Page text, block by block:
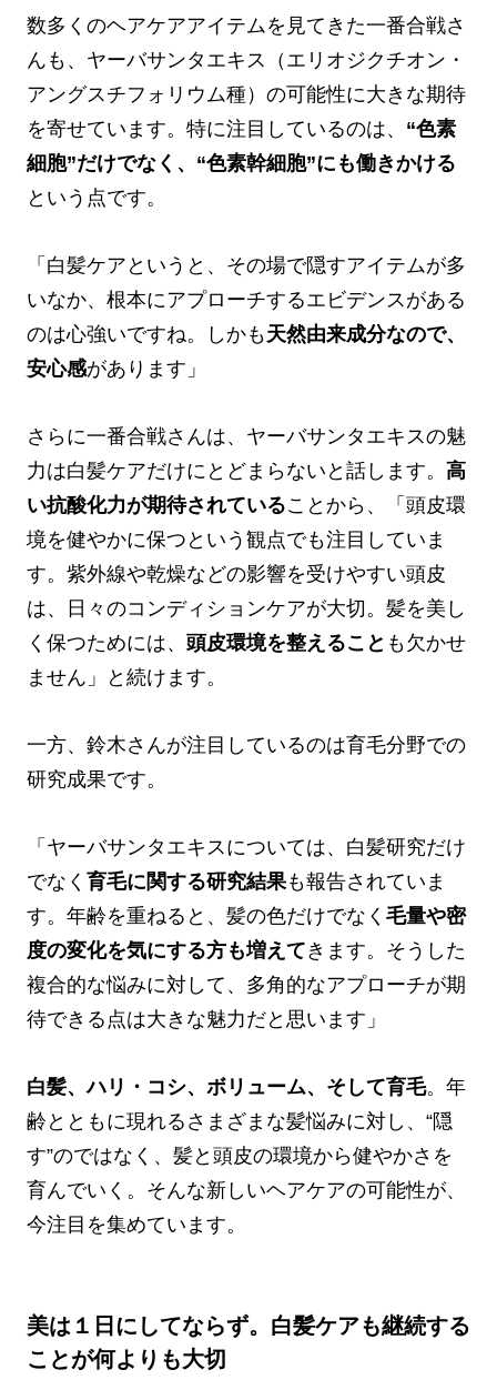
数多くのヘアケアアイテムを見てきた一番合戦さ
んも、ヤーバサンタエキス（エリオジクチオン・
アングスチフォリウム種）の可能性に大きな期待
を寄せています。特に注目しているのは、 “色素
細胞”だけでなく、“色素幹細胞”にも働きかける
という点です。
「白髪ケアというと、その場で隠すアイテムが多
いなか、根本にアプローチするエビデンスがある
のは心強いですね。しかも天然由来成分なので、
安心感があります」
さらに一番合戦さんは、ヤーバサンタエキスの魅
力は白髪ケアだけにとどまらないと話します。 高
い抗酸化力が期待されていることから、「頭皮環
境を健やかに保つという観点でも注目していま
す。紫外線や乾燥などの影響を受けやすい頭皮
は、日々のコンディションケアが大切。髪を美し
く保つためには、 頭皮環境を整えること も欠かせ
ません」と続けます。
一方、鈴木さんが注目しているのは育毛分野での
研究成果です。
「ヤーバサンタエキスについては、白髪研究だけ
でなく 育毛に関する研究結果も報告されていま
す。年齢を重ねると、髪の色だけでなく 毛量や密
度の変化を気にする方も増えて きます。そうした
複合的な悩みに対して、多角的なアプローチが期
待できる点は大きな魅力だと思います」
白髪、ハリ・コシ、ボリューム、そして育毛。年
齢とともに現れるさまざまな髪悩みに対し、“隠
す”のではなく、髪と頭皮の環境から健やかさを
育んでいく。そんな新しいヘアケアの可能性が、
今注目を集めています。
美は１日にしてならず。白髪ケアも継続する
ことが何よりも大切